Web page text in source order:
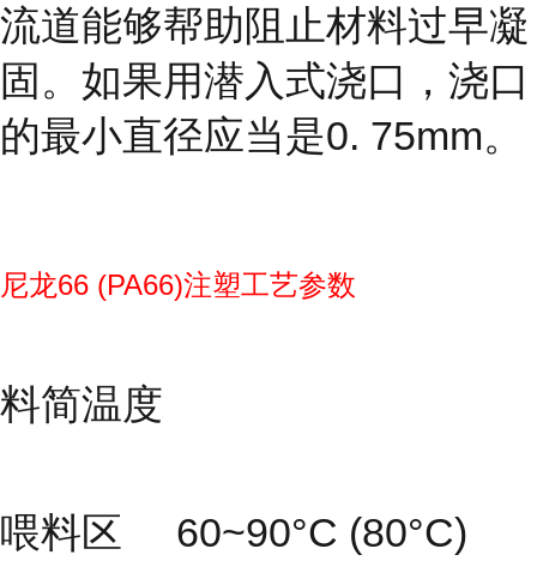
流道能够帮助阻止材料过早凝
固。如果用潜入式浇口，浇口
的最小直径应当是0. 75mm。
尼龙66 (PA66)注塑工艺参数
料简温度
喂料区 60~90°C (80°C)